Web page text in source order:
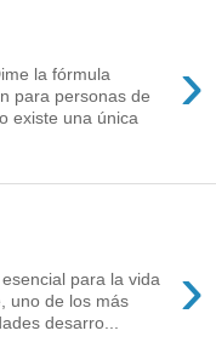
›
la fórmula
para personas de
existe una única
›
para la vida
uno de los más
desarro...